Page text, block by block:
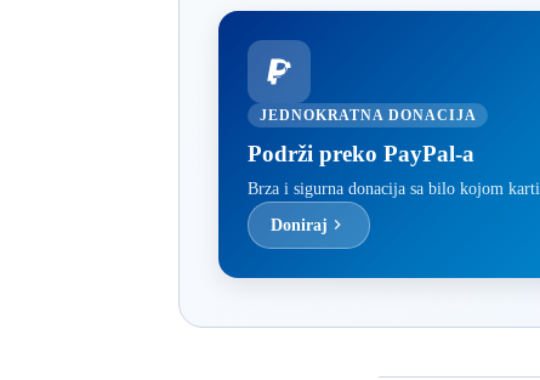
JEDNOKRATNA DONACIJA
Podrži preko PayPal-a
Brza i sigurna donacija sa bilo kojom
Doniraj